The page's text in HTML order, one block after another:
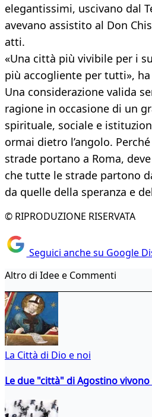
elegantissimi, uscivano dal
avevano assistito al Don
atti.
«Una città più vivibile per i
più accogliente per tutti»,
Una considerazione valida
ragione in occasione di un
spirituale, sociale e
ormai dietro l’angolo.
strade portano a Roma,
che tutte le strade partono
da quelle della speranza e
© RIPRODUZIONE RISERVATA
Seguici anche su Google
Altro di Idee e Commenti
La Città di Dio e noi
Le due "città" di Agostino